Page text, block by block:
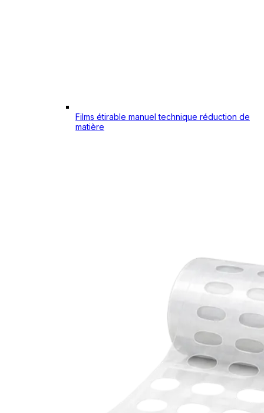
Films étirable manuel technique réduction de
matière